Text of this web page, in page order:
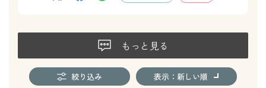
もっと見る
絞り込み 表示：新しい順